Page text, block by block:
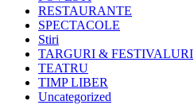
RESTAURANTE
SPECTACOLE
Stiri
TARGURI & FESTIVALURI
TEATRU
TIMP LIBER
Uncategorized